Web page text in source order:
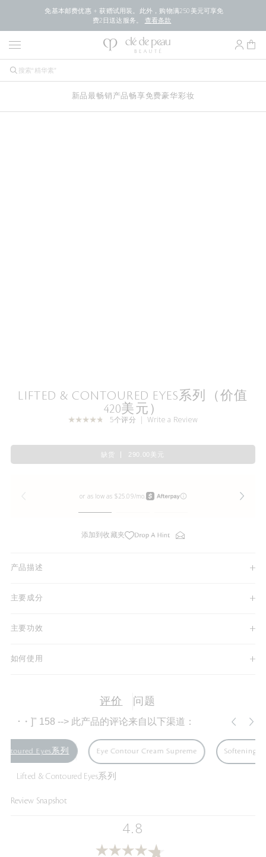
免基本邮费优惠 + 获赠试用装。此外，购物满250美元可享免
费2日送达服务。 查看条款
新品最畅销产品畅享免费豪华彩妆
LIFTED & CONTOURED EYES系列（价值
420美元）
5个评分 Write a Review
缺货 290.00美元
添加到收藏夹
产品描述
主要成分
主要功效
如何使用
评价 问题
･ ・]" 158 --> 此产品的评论来自以下渠道：
Eyes系列 Eye Contour Cream Supreme Softening
Lifted & Contoured Eyes系列
Review Snapshot
4.8